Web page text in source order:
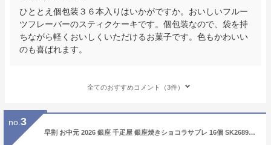
ひととえ個包装３６本入りはいかがですか。おいしいフルー
ツフレーバーのスティクケーキです。個包装なので、袋を持
ちながら軽くおいしくいただけるお菓子です。色もかわいい
のも喜ばれます。
全てのおすすめコメント（3件）
no. 3
早割 お中元 2026 銀座 千疋屋 銀座焼きショコラサブレ 16個 SK2689 銀座千疋屋 ショコラサブレ お菓子 焼き菓子 スイーツ 詰め合わせ お取り寄せ 内祝い クッキー サブレ おしゃれ 個包装 日持ち 常温 ギフト 送料無料 夏ギフト 御中元